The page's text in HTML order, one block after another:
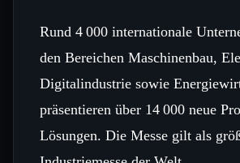
Rund 4 000 internationale
den Bereichen Maschinenbau,
Digitalindustrie sowie
präsentieren über 14 000 neue
Lösungen. Die Messe gilt als